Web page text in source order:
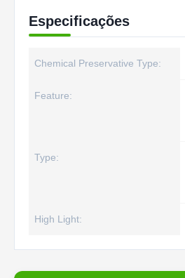
Especificações
Chemical Preservative Type:
Feature:
Type:
High Light: